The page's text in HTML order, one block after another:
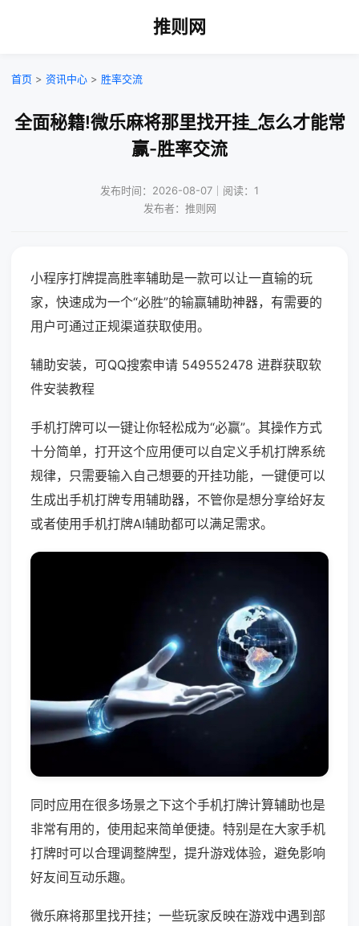
推则网
首页 > 资讯中心 > 胜率交流
全面秘籍!微乐麻将那里找开挂_怎么才能常
赢-胜率交流
发布时间：2026-08-07｜阅读：1
发布者：推则网
小程序打牌提高胜率辅助是一款可以让一直输的玩
家，快速成为一个“必胜”的输赢辅助神器，有需要的
用户可通过正规渠道获取使用。
辅助安装，可QQ搜索申请 549552478 进群获取软
件安装教程
手机打牌可以一键让你轻松成为“必赢”。其操作方式
十分简单，打开这个应用便可以自定义手机打牌系统
规律，只需要输入自己想要的开挂功能，一键便可以
生成出手机打牌专用辅助器，不管你是想分享给好友
或者使用手机打牌AI辅助都可以满足需求。
同时应用在很多场景之下这个手机打牌计算辅助也是
非常有用的，使用起来简单便捷。特别是在大家手机
打牌时可以合理调整牌型，提升游戏体验，避免影响
好友间互动乐趣。
微乐麻将那里找开挂；一些玩家反映在游戏中遇到部